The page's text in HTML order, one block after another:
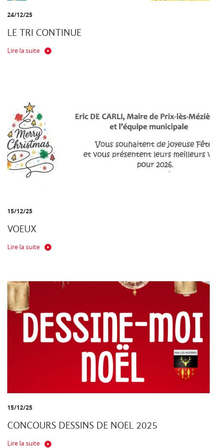
24/12/25
LE TRI CONTINUE
Lire la suite
15/12/25
VOEUX
Lire la suite
15/12/25
CONCOURS DESSINS DE NOEL 2025
Lire la suite